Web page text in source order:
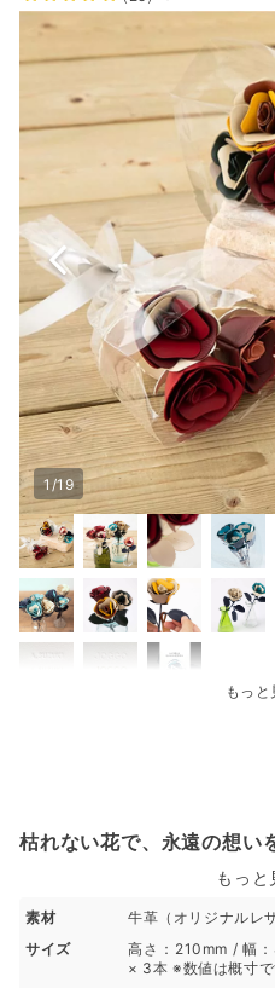
1/19
もっと
枯れない花で、永遠の想い
もっと
素材
牛革（オリジナルレ
サイズ
高さ：210mm / 幅
× 3本 ※数値は概寸